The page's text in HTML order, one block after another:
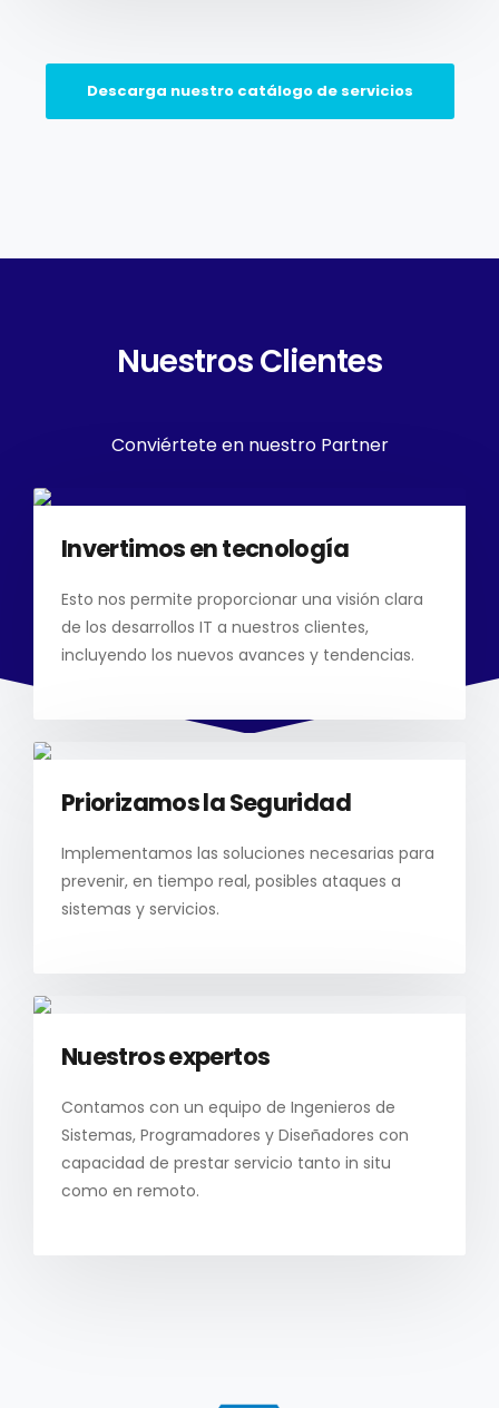
Descarga nuestro catálogo de servicios
Nuestros Clientes
Conviértete en nuestro Partner
Invertimos en tecnología
Esto nos permite proporcionar una visión clara
de los desarrollos IT a nuestros clientes,
incluyendo los nuevos avances y tendencias.
Priorizamos la Seguridad
Implementamos las soluciones necesarias para
prevenir, en tiempo real, posibles ataques a
sistemas y servicios.
Nuestros expertos
Contamos con un equipo de Ingenieros de
Sistemas, Programadores y Diseñadores con
capacidad de prestar servicio tanto in situ
como en remoto.